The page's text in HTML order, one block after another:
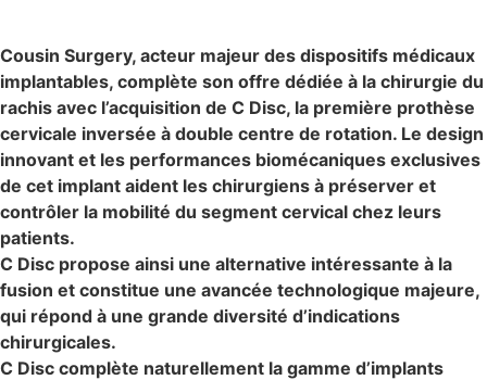
Cousin Surgery, acteur majeur des dispositifs médicaux
implantables, complète son offre dédiée à la chirurgie du
rachis avec l’acquisition de C Disc, la première prothèse
cervicale inversée à double centre de rotation. Le design
innovant et les performances biomécaniques exclusives
de cet implant aident les chirurgiens à préserver et
contrôler la mobilité du segment cervical chez leurs
patients.
C Disc propose ainsi une alternative intéressante à la
fusion et constitue une avancée technologique majeure,
qui répond à une grande diversité d’indications
chirurgicales.
C Disc complète naturellement la gamme d’implants